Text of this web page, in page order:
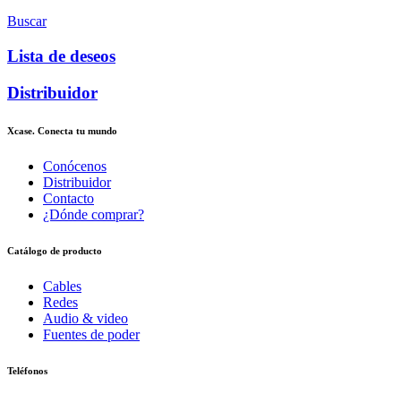
Buscar
Lista de deseos
Distribuidor
Xcase. Conecta tu mundo
Conócenos
Distribuidor
Contacto
¿Dónde comprar?
Catálogo de producto
Cables
Redes
Audio & video
Fuentes de poder
Teléfonos